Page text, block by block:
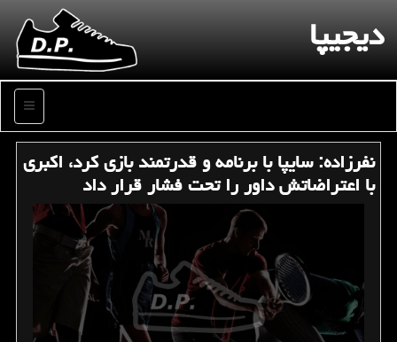
دیجیپا
منو
نفرزاده: سایپا با برنامه و قدرتمند بازی كرد، اكبری
با اعتراضاتش داور را تحت فشار قرار داد